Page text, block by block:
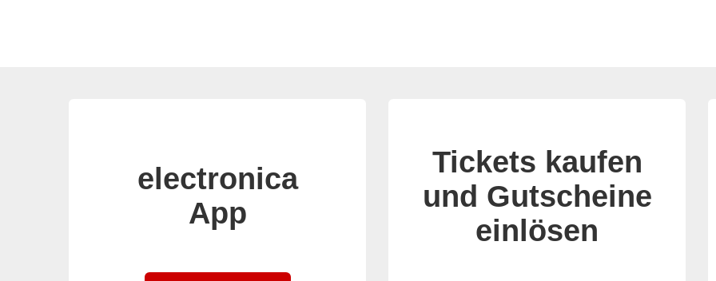
electronica
App
Tickets kaufen
und Gutscheine
einlösen